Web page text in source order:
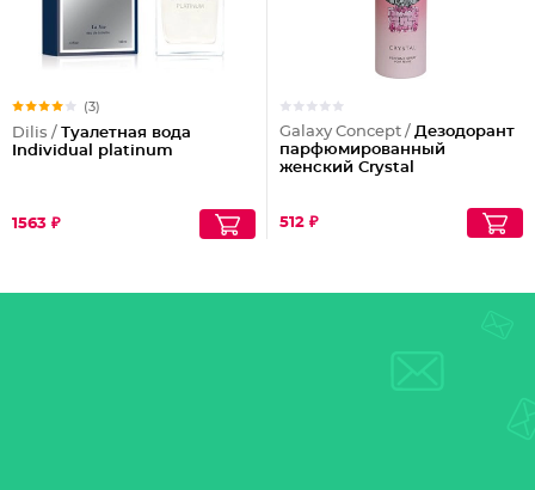
(3)
Dilis / Туалетная вода
Individual platinum
1563 ₽
Galaxy Concept / Дезодорант
парфюмированный
женский Crystal
512 ₽